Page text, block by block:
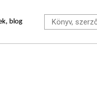
blog